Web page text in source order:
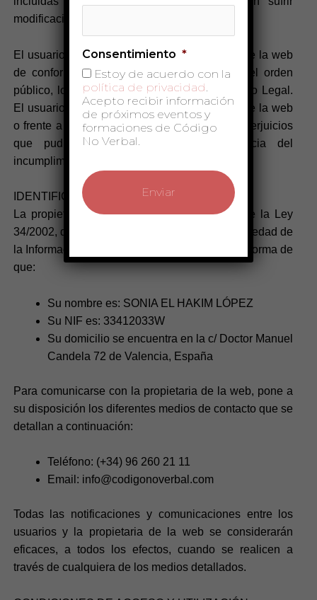
modificaciones.
El usuario se obliga a hacer un uso correcto de la web
de conformidad con las leyes, la buena fe, el orden
público, los usos del tráfico y el presente Aviso Legal.
El usuario responderá frente a la propietaria de la web
o frente a terceros, de cualesquiera daños y perjuicios
que pudieran causarse como consecuencia del
incumplimiento de dicha obligación.
IDENTIFICACIÓN Y COMUNICACIONES
La propietaria de la web, en cumplimiento de la Ley
34/2002, de 11 de julio, de Servicios de la Sociedad de
la Información y de Comercio Electrónico, le informa de
que:
Su nombre es: SONIA EL HAKIM LÓPEZ
Su NIF es: 33412033W
Su domicilio se encuentra en la c/ Doctor Manuel
Candela 72 de Valencia, España
Para comunicarse con la propietaria de la web, pone a
su disposición los diferentes medios de contacto que se
detallan a continuación:
Teléfono: (+34) 96 260 21 11
Email: info@codigonoverbal.com
Todas las notificaciones y comunicaciones entre los
usuarios y la propietaria de la web se considerarán
eficaces, a todos los efectos, cuando se realicen a
través de cualquiera de los medios detallados.
Consentimiento *
Estoy de acuerdo con la
política de privacidad
Acepto recibir información
de próximos eventos y
formaciones de Código
No Verbal.